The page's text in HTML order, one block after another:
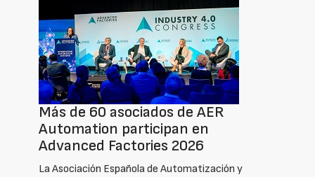
Más de 60 asociados de AER
Automation participan en
Advanced Factories 2026
La Asociación Española de Automatización y